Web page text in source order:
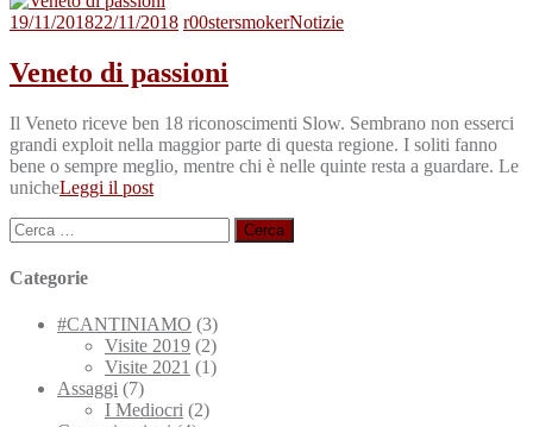
19/11/201822/11/2018 r00stersmokerNotizie
Veneto di passioni
Il Veneto riceve ben 18 riconoscimenti Slow. Sembrano non esserci
grandi exploit nella maggior parte di questa regione. I soliti fanno
bene o sempre meglio, mentre chi è nelle quinte resta a guardare. Le
unicheLeggi il post
Ricerca
per:
Categorie
#CANTINIAMO (3)
Visite 2019 (2)
Visite 2021 (1)
Assaggi (7)
I Mediocri (2)